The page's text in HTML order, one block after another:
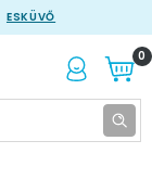
ESKÜVŐ
0